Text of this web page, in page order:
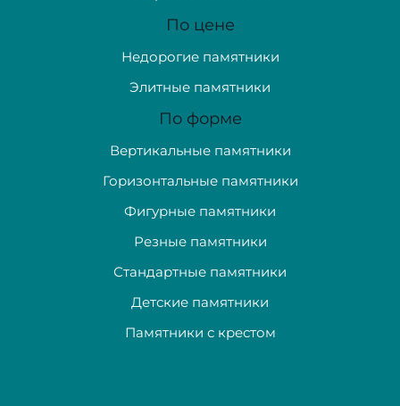
По цене
Недорогие памятники
Элитные памятники
По форме
Вертикальные памятники
Горизонтальные памятники
Фигурные памятники
Резные памятники
Стандартные памятники
Детские памятники
Памятники с крестом